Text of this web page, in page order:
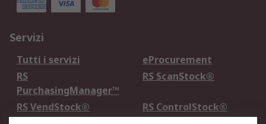
Servizi
Tutti i servizi
eProcurement
RS
PurchasingManager™
RS ScanStock®
RS VendStock®
RS ControlStock®